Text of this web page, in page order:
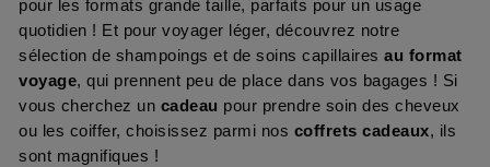
pour les formats grande taille, parfaits pour un usage
quotidien ! Et pour voyager léger, découvrez notre
sélection de shampoings et de soins capillaires au format
voyage, qui prennent peu de place dans vos bagages ! Si
vous cherchez un cadeau pour prendre soin des cheveux
ou les coiffer, choisissez parmi nos coffrets cadeaux, ils
sont magnifiques !